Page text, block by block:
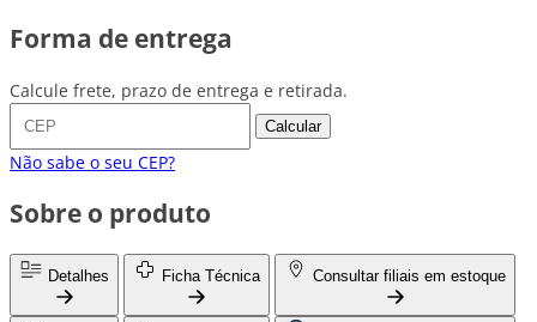
Forma de entrega
Calcule frete, prazo de entrega e retirada.
Calcular
Não sabe o seu CEP?
Sobre o produto
Detalhes Ficha Técnica Consultar filiais em estoque